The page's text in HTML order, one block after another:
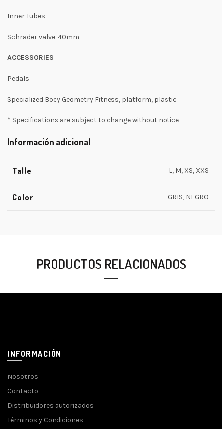
Inner Tubes
Schrader valve, 40mm
ACCESSORIES
Pedals
Specialized Body Geometry Fitness, platform, plastic
* Specifications are subject to change without notice
Información adicional
Talle L, M, XS, XXS
Color GRIS, NEGRO
PRODUCTOS RELACIONADOS
INFORMACIÓN
Nosotros
Contacto
Distribuidores autorizados
Términos y Condiciones